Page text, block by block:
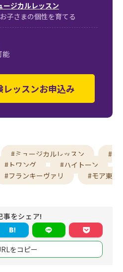
ージカルレッスン
子さまの個性を育てる
能
ッスンお申込み
#ミュージカルレッスン
#
#トワング
#ハイトーン
#フランキーヴァリ
#モア東
事をシェア!
をコピー